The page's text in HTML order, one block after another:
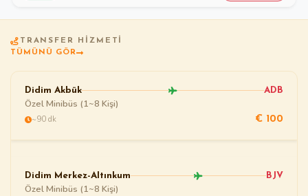
TRANSFER HIZMETI
TÜMÜNÜ GÖR
Didim Akbük ADB
Özel Minibüs (1~8 Kişi)
~90 dk € 100
Didim Merkez-Altınkum BJV
Özel Minibüs (1~8 Kişi)